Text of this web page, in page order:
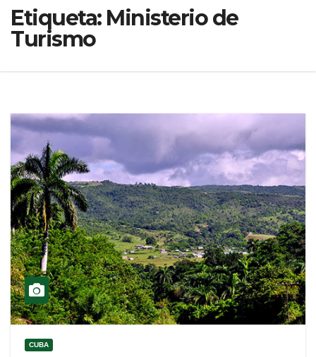
Etiqueta: Ministerio de
Turismo
CUBA